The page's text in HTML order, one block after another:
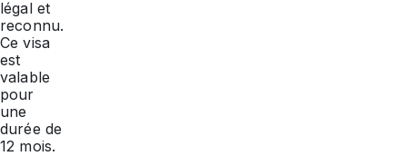
légal et
reconnu.
Ce visa
est
valable
pour
une
durée de
12 mois.